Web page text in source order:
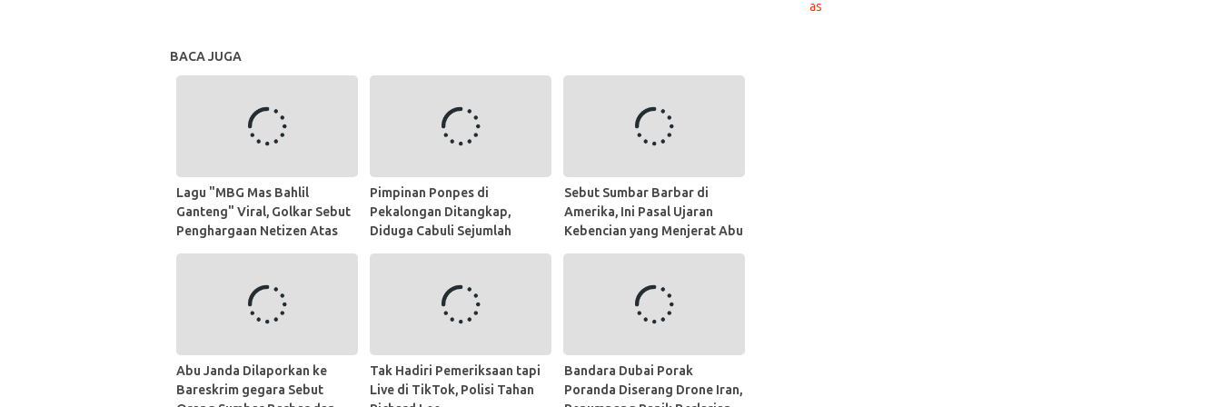
BACA JUGA
Lagu "MBG Mas Bahlil
Ganteng" Viral, Golkar Sebut
Penghargaan Netizen Atas
Kerja Keras Bahlil
Pimpinan Ponpes di
Pekalongan Ditangkap,
Diduga Cabuli Sejumlah
Santriwati
Sebut Sumbar Barbar di
Amerika, Ini Pasal Ujaran
Kebencian yang Menjerat Abu
Janda
Abu Janda Dilaporkan ke
Bareskrim gegara Sebut
Tak Hadiri Pemeriksaan tapi
Live di TikTok, Polisi Tahan
Bandara Dubai Porak
Poranda Diserang Drone Iran,